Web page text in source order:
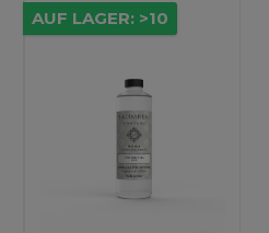
AUF LAGER: >10